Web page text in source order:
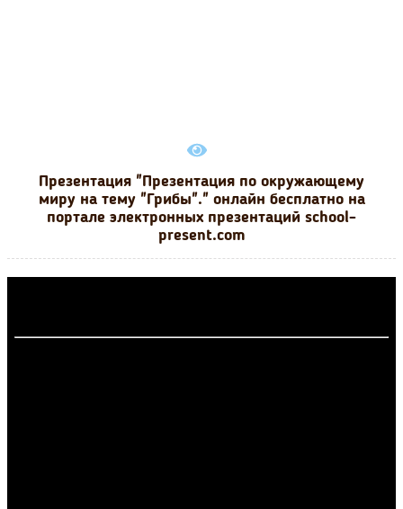
Презентация "Презентация по окружающему
миру на тему "Грибы"." онлайн бесплатно на
портале электронных презентаций school-
present.com